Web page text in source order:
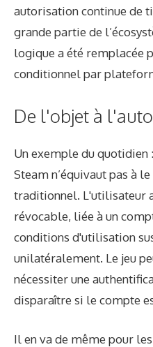
autorisation continue de
grande partie de
logique a été remplacée
conditionnel par
De l'objet à
Un exemple du quotidien
Steam n’équivaut pas à
traditionnel. L'utilisateur
révocable, liée à un
conditions d'utilisation
unilatéralement. Le jeu
nécessiter une
disparaître si le compte
Il en va de même pour